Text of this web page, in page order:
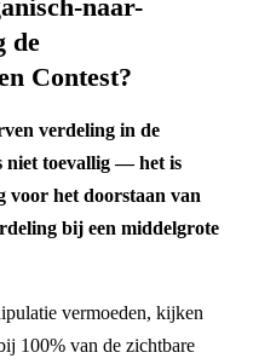
naar-
de
Contest?
verdeling in de
niet toevallig — het is
voor het doorstaan van
bij een middelgrote
vermoeden, kijken
100% van de zichtbare